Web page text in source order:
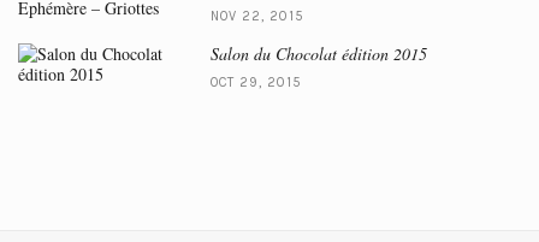
NOV 22, 2015
Salon du Chocolat édition 2015
OCT 29, 2015